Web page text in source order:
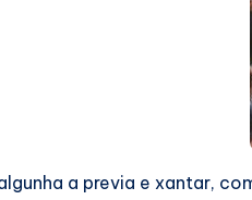
a previa e xantar,